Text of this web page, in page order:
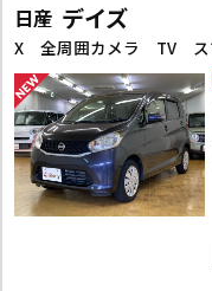
日産 デイズ